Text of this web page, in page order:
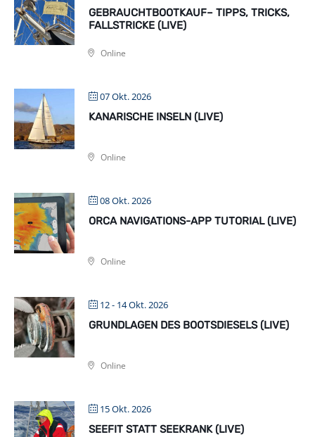
GEBRAUCHTBOOTKAUF– TIPPS, TRICKS,
FALLSTRICKE (LIVE)
Online
07 Okt. 2026
KANARISCHE INSELN (LIVE)
Online
08 Okt. 2026
ORCA NAVIGATIONS-APP TUTORIAL (LIVE)
Online
12 - 14 Okt. 2026
GRUNDLAGEN DES BOOTSDIESELS (LIVE)
Online
15 Okt. 2026
SEEFIT STATT SEEKRANK (LIVE)